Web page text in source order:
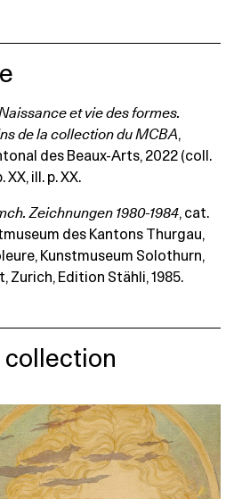
et vie des formes.
de la collection du MCBA,
des Beaux-Arts, 2022 (coll.
XX, ill. p. XX.
Zeichnungen 1980-1984, cat.
des Kantons Thurgau,
Kunstmuseum Solothurn,
Zurich, Edition Stähli, 1985.
collection